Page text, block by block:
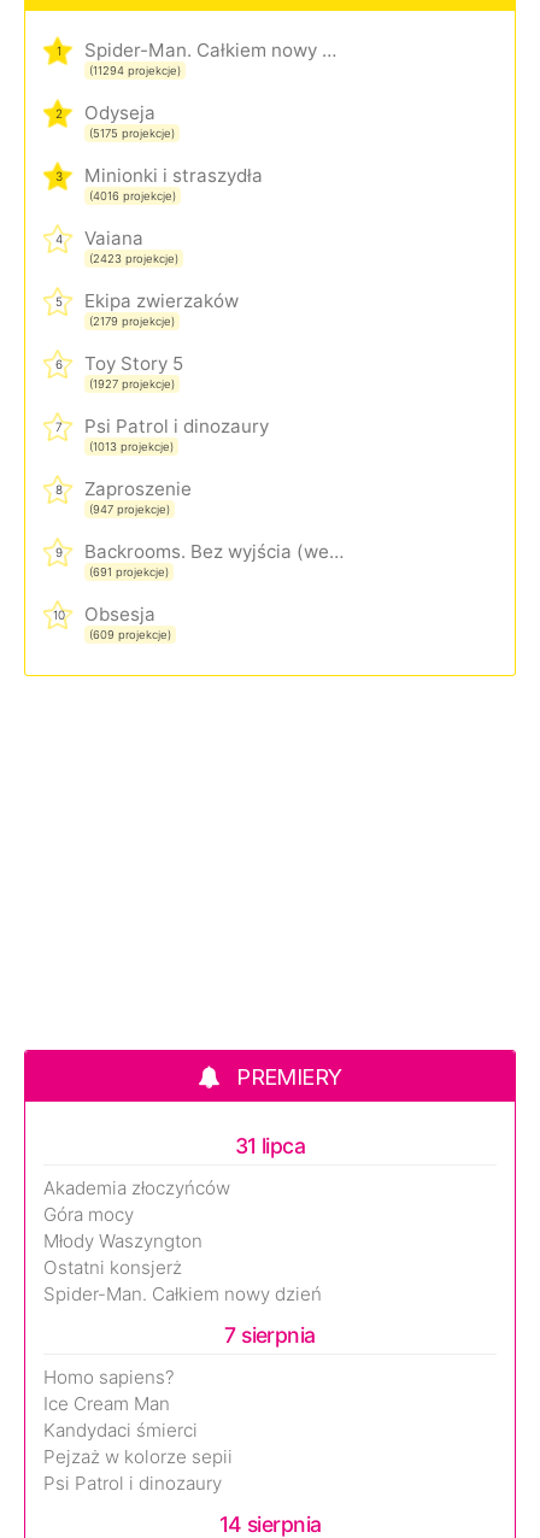
1 Spider-Man. Całkiem nowy dzień
(11294 projekcje)
2 Odyseja
(5175 projekcje)
3 Minionki i straszydła
(4016 projekcje)
4 Vaiana
(2423 projekcje)
5 Ekipa zwierzaków
(2179 projekcje)
6 Toy Story 5
(1927 projekcje)
7 Psi Patrol i dinozaury
(1013 projekcje)
8 Zaproszenie
(947 projekcje)
9 Backrooms. Bez wyjścia (wersja rozszerzona)
(691 projekcje)
10 Obsesja
(609 projekcje)
PREMIERY
31 lipca
Akademia złoczyńców
Góra mocy
Młody Waszyngton
Ostatni konsjerż
Spider-Man. Całkiem nowy dzień
7 sierpnia
Homo sapiens?
Ice Cream Man
Kandydaci śmierci
Pejzaż w kolorze sepii
Psi Patrol i dinozaury
14 sierpnia